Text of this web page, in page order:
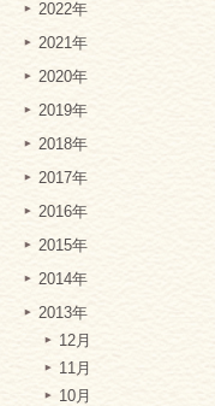
2022年
2021年
2020年
2019年
2018年
2017年
2016年
2015年
2014年
2013年
12月
11月
10月